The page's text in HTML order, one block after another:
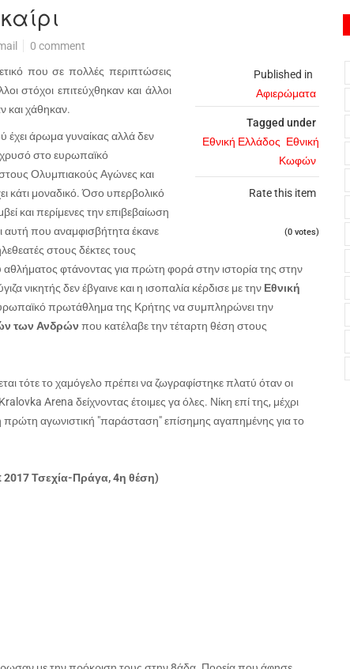
0 comment
Published in
Αφιερώματα
Tagged under
Εθνική Ελλάδος Εθνική
Κωφών
Rate this item
(0 votes)
που σε πολλές περιπτώσεις
στόχοι επιτεύχθηκαν και άλλοι
και χάθηκαν.
έχει άρωμα γυναίκας αλλά δεν
στο ευρωπαϊκό
Ολυμπιακούς Αγώνες και
κάτι μοναδικό. Όσο υπερβολικό
και περίμενες την επιβεβαίωση
αυτή που αναμφισβήτητα έκανε
στους δέκτες τους
φτάνοντας για πρώτη φορά στην ιστορία της στην
νικητής δεν έβγαινε και η ισοπαλία κέρδισε με την Εθνική
πρωτάθλημα της Κρήτης να συμπληρώνει την
των Ανδρών που κατέλαβε την τέταρτη θέση στους
τότε το χαμόγελο πρέπει να ζωγραφίστηκε πλατύ όταν οι
Arena δείχνοντας έτοιμες γα όλες. Νίκη επί της, μέχρι
αγωνιστική "παράσταση" επίσημης αγαπημένης για το
2017 Τσεχία-Πράγα, 4η θέση)